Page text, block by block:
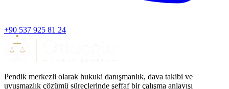
+90 537 925 81 24
Pendik merkezli olarak hukuki danışmanlık, dava takibi ve
uyuşmazlık çözümü süreçlerinde şeffaf bir çalışma anlayışı